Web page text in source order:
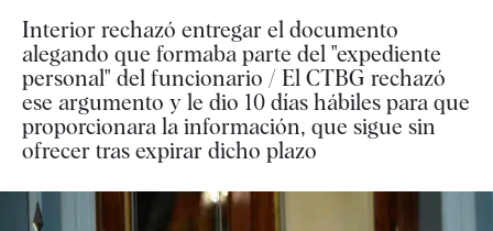
Interior rechazó entregar el documento
alegando que formaba parte del "expediente
personal" del funcionario / El CTBG rechazó
ese argumento y le dio 10 días hábiles para que
proporcionara la información, que sigue sin
ofrecer tras expirar dicho plazo